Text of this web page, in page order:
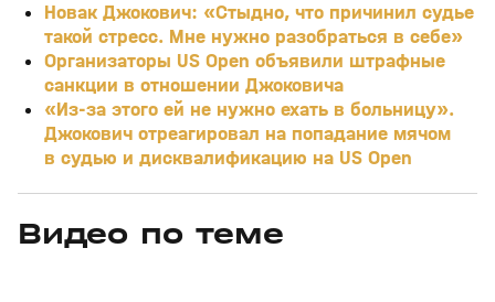
Новак Джокович: «Стыдно, что причинил судье
такой стресс. Мне нужно разобраться в себе»
Организаторы US Open объявили штрафные
санкции в отношении Джоковича
«Из-за этого ей не нужно ехать в больницу».
Джокович отреагировал на попадание мячом
в судью и дисквалификацию на US Open
Видео по теме
11 июл, 16:17